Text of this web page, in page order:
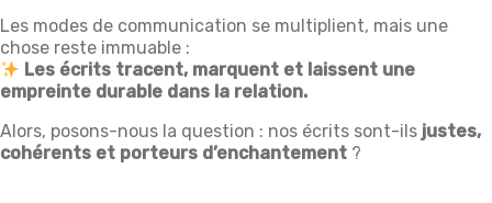
Les modes de communication se multiplient, mais une
chose reste immuable :
Les écrits tracent, marquent et laissent une
empreinte durable dans la relation.
Alors, posons-nous la question : nos écrits sont-ils justes,
cohérents et porteurs d’enchantement ?